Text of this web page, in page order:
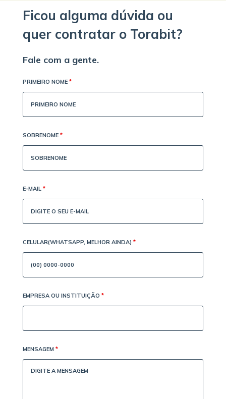
Ficou alguma dúvida ou
quer contratar o Torabit?
Fale com a gente.
PRIMEIRO NOME *
SOBRENOME *
E-MAIL *
CELULAR(WHATSAPP, MELHOR AINDA) *
EMPRESA OU INSTITUIÇÃO *
MENSAGEM *